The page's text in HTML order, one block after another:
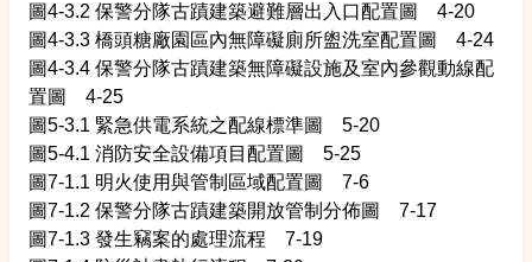
圖4-3.2 保警分隊古蹟建築避難層出入口配置圖 4-20
圖4-3.3 橋頭糖廠園區內無障礙廁所盥洗室配置圖 4-24
圖4-3.4 保警分隊古蹟建築無障礙設施及室內參觀動線配
置圖 4-25
圖5-3.1 緊急供電系統之配線標準圖 5-20
圖5-4.1 消防安全設備項目配置圖 5-25
圖7-1.1 明火使用與管制區域配置圖 7-6
圖7-1.2 保警分隊古蹟建築開放管制分佈圖 7-17
圖7-1.3 發生竊案的處理流程 7-19